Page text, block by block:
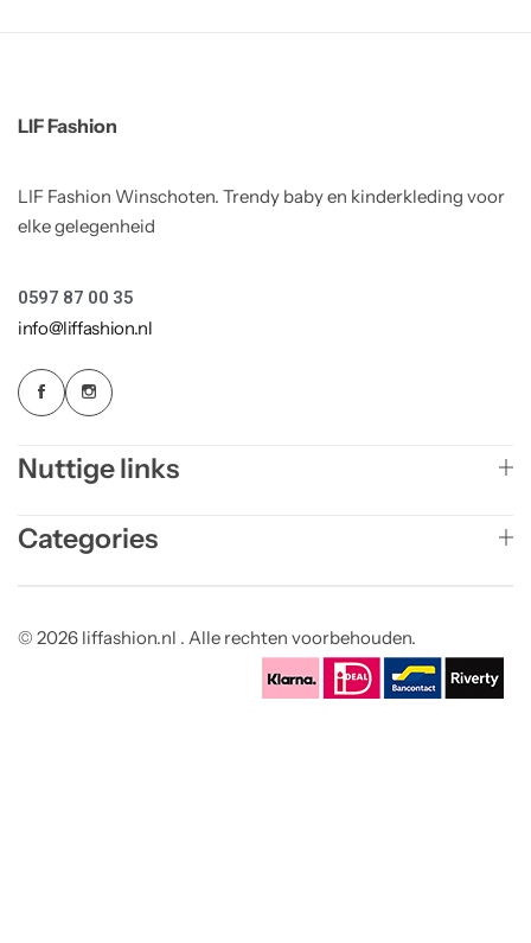
LIF Fashion
LIF Fashion Winschoten. Trendy baby en kinderkleding voor
elke gelegenheid
0597 87 00 35
info@liffashion.nl
Nuttige links
Categories
© 2026 liffashion.nl . Alle rechten voorbehouden.